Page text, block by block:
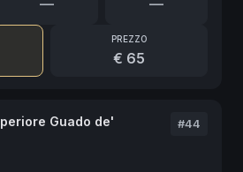
— —
PREZZO
€ 65
Guado de'
#44